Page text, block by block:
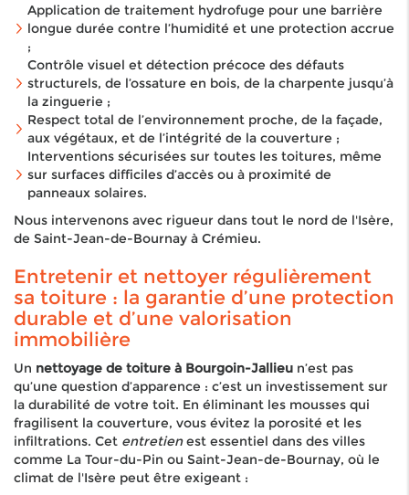
Application de traitement hydrofuge pour une barrière
longue durée contre l’humidité et une protection accrue
;
Contrôle visuel et détection précoce des défauts
structurels, de l’ossature en bois, de la charpente jusqu’à
la zinguerie ;
Respect total de l’environnement proche, de la façade,
aux végétaux, et de l’intégrité de la couverture ;
Interventions sécurisées sur toutes les toitures, même
sur surfaces difficiles d’accès ou à proximité de
panneaux solaires.
Nous intervenons avec rigueur dans tout le nord de l'Isère,
de Saint-Jean-de-Bournay à Crémieu.
Entretenir et nettoyer régulièrement
sa toiture : la garantie d’une protection
durable et d’une valorisation
immobilière
Un nettoyage de toiture à Bourgoin-Jallieu n’est pas
qu’une question d’apparence : c’est un investissement sur
la durabilité de votre toit. En éliminant les mousses qui
fragilisent la couverture, vous évitez la porosité et les
infiltrations. Cet entretienest essentiel dans des villes
comme La Tour-du-Pin ou Saint-Jean-de-Bournay, où le
climat de l'Isère peut être exigeant :